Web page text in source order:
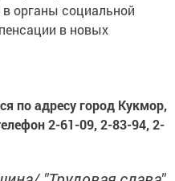
органы социальной
в новых
по адресу город Кукмор,
2-61-09, 2-83-94, 2-